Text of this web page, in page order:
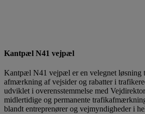
Kantpæl N41 vejpæl
Kantpæl N41 vejpæl er en velegnet løsning
afmærkning af vejsider og rabatter i
udviklet i overensstemmelse med
midlertidige og permanente
blandt entreprenører og vejmyndigheder i